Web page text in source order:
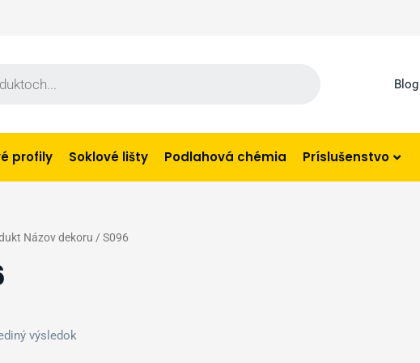
Blog
profily Soklové lišty Podlahová chémia Príslušenstvo
Názov dekoru / S096
výsledok